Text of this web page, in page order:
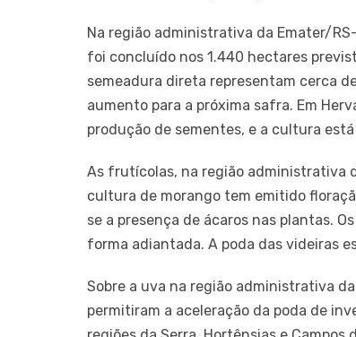
Na região administrativa da Emater/
foi concluído nos 1.440 hectares
semeadura direta representam cerca
aumento para a próxima safra. Em
produção de sementes, e a cultura
As frutícolas, na região administrativa
cultura de morango tem emitido
se a presença de ácaros nas plantas.
forma adiantada. A poda das videiras
Sobre a uva na região administrativa
permitiram a aceleração da poda de